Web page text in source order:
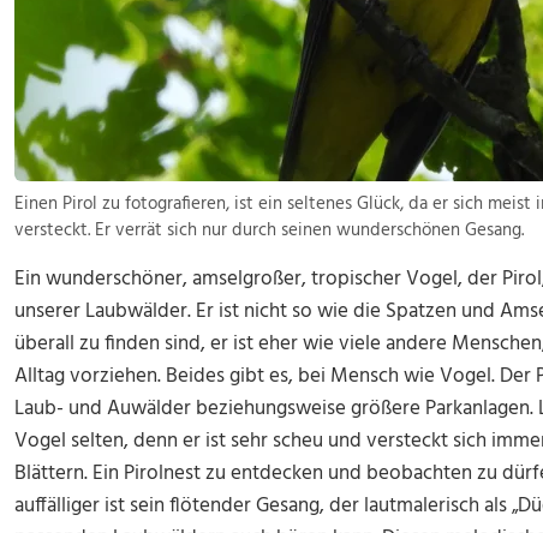
Einen Pirol zu fotografieren, ist ein seltenes Glück, da er sich meist
versteckt. Er verrät sich nur durch seinen wunderschönen Gesang.
Ein wunderschöner, amselgroßer, tropischer Vogel, der
unserer Laubwälder. Er ist nicht so wie die Spatzen und
überall zu finden sind, er ist eher wie viele andere
Alltag vorziehen. Beides gibt es, bei Mensch wie Vogel.
Laub- und Auwälder beziehungsweise größere
Vogel selten, denn er ist sehr scheu und versteckt sich
Blättern. Ein Pirolnest zu entdecken und beobachten zu
auffälliger ist sein flötender Gesang, der lautmalerisch als